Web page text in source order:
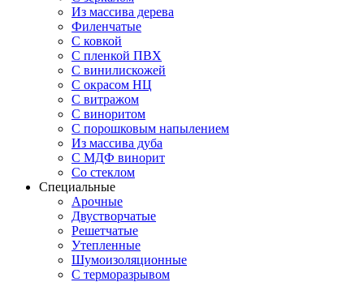
Из массива дерева
Филенчатые
С ковкой
С пленкой ПВХ
С винилискожей
С окрасом НЦ
С витражом
С виноритом
С порошковым напылением
Из массива дуба
С МДФ винорит
Со стеклом
Специальные
Арочные
Двустворчатые
Решетчатые
Утепленные
Шумоизоляционные
С терморазрывом